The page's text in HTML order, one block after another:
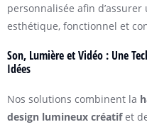
personnalisée afin
esthétique, fonctionnel et
Son, Lumière et Vidéo : Une
Idées
Nos solutions combinent la
design lumineux créatifet